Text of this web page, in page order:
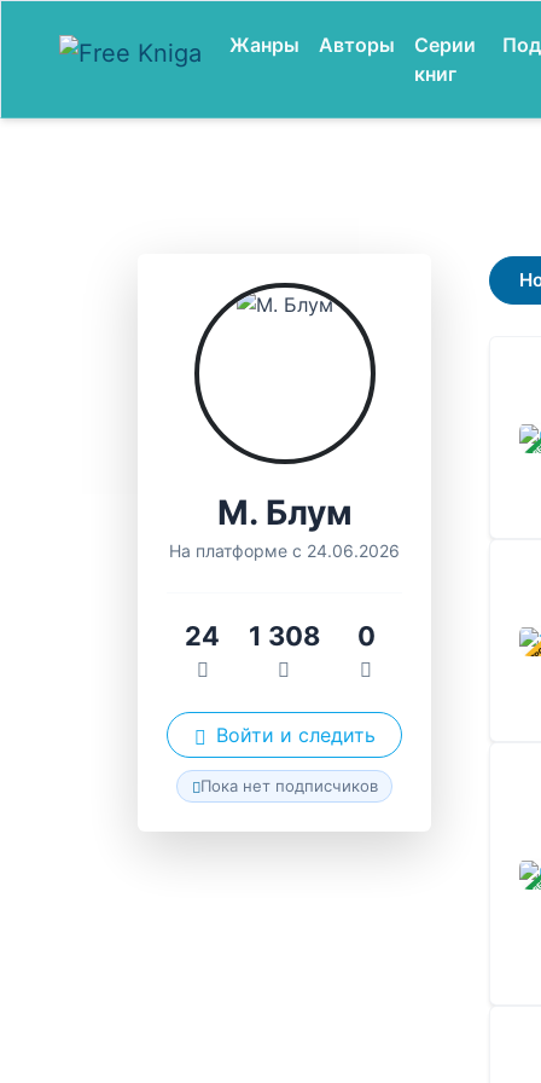
Жанры Авторы
Серии
книг
М. Блум
На платформе с 24.06.2026
24 1 308 0
Войти и следить
Пока нет подписчиков
В